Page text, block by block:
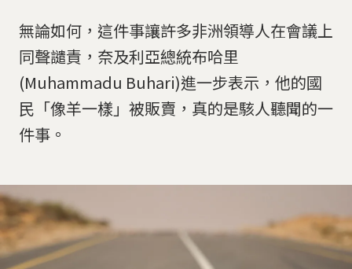
無論如何，這件事讓許多非洲領導人在會議上
同聲譴責，奈及利亞總統布哈里
(Muhammadu Buhari)進一步表示，他的國
民「像羊一樣」被販賣，真的是駭人聽聞的一
件事。